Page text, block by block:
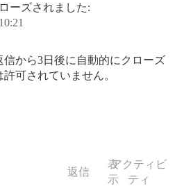
ーズされました:
から3日後に自動的にクローズ
可されていません。
返信
表
示
アクティビ
ティ